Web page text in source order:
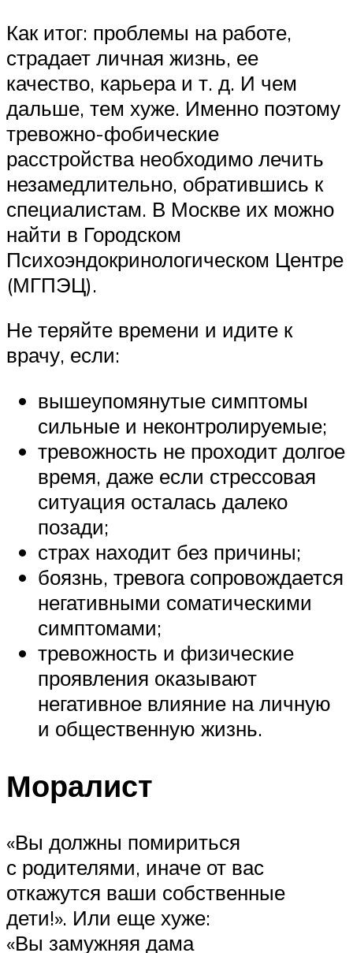
Как итог: проблемы на работе,
страдает личная жизнь, ее
качество, карьера и т. д. И чем
дальше, тем хуже. Именно поэтому
тревожно-фобические
расстройства необходимо лечить
незамедлительно, обратившись к
специалистам. В Москве их можно
найти в Городском
Психоэндокринологическом Центре
(МГПЭЦ).
Не теряйте времени и идите к
врачу, если:
вышеупомянутые симптомы
сильные и неконтролируемые;
тревожность не проходит долгое
время, даже если стрессовая
ситуация осталась далеко
позади;
страх находит без причины;
боязнь, тревога сопровождается
негативными соматическими
симптомами;
тревожность и физические
проявления оказывают
негативное влияние на личную
и общественную жизнь.
Моралист
«Вы должны помириться
с родителями, иначе от вас
откажутся ваши собственные
дети!». Или еще хуже:
«Вы замужняя дама